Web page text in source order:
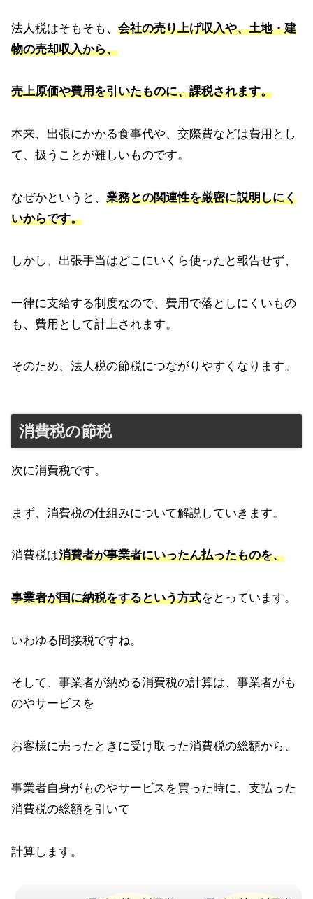
法人税はそもそも、 会社の売り上げ収入や、土地・建
物の売却収入から、
売上原価や費用を引いたものに、課税されます。
本来、出張にかかる食事代や、交際費などは費用とし
て、扱うことが難しいものです。
なぜかというと、 業務との関連性を厳密に説明しにく
いからです。
しかし、出張手当はどこにいくら使ったと報告せず、
一律に支給する制度なので、費用で落としにくいもの
も、費用として計上されます。
そのため、法人税の節税につながりやすくなります。
消費税の節税
次に消費税です。
まず、消費税の仕組みについて解説していきます。
消費税は消費者が事業者にいったん払ったものを、
事業者が国に納税をするという方式をとっています。
いわゆる間接税ですね。
そして、事業者が納める消費税の計算は、事業者がも
のやサービスを
お客様に売ったときに受け取った消費税の総額から、
事業者自身がものやサービスを買った時に、支払った
消費税の総額を引いて
計算します。